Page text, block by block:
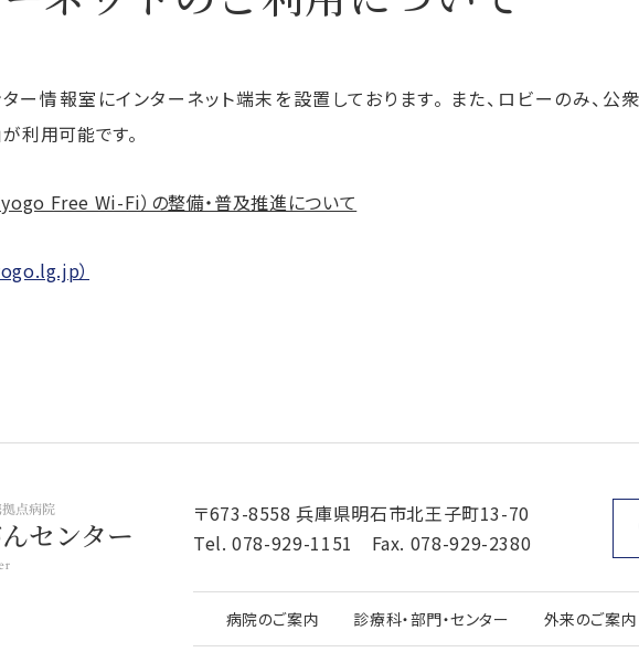
ー情報室にインターネット端末を設置しております。 また、ロビーのみ、公
利用可能です。
Free Wi-Fi）の整備・普及推進について
）
〒673-8558 兵庫県明石市北王子町13-70
Tel.078-929-1151 Fax. 078-929-2380
病院のご案内 診療科・部門・センター 外来のご案内